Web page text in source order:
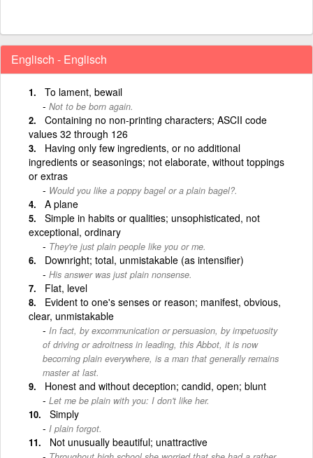
Englisch - Englisch
To lament, bewail
Not to be born again.
Containing no non-printing characters; ASCII code
values 32 through 126
Having only few ingredients, or no additional
ingredients or seasonings; not elaborate, without toppings
or extras
Would you like a poppy bagel or a plain bagel?.
A plane
Simple in habits or qualities; unsophisticated, not
exceptional, ordinary
They're just plain people like you or me.
Downright; total, unmistakable (as intensifier)
His answer was just plain nonsense.
Flat, level
Evident to one's senses or reason; manifest, obvious,
clear, unmistakable
In fact, by excommunication or persuasion, by impetuosity
of driving or adroitness in leading, this Abbot, it is now
becoming plain everywhere, is a man that generally remains
master at last.
Honest and without deception; candid, open; blunt
Let me be plain with you: I don't like her.
Simply
I plain forgot.
Not unusually beautiful; unattractive